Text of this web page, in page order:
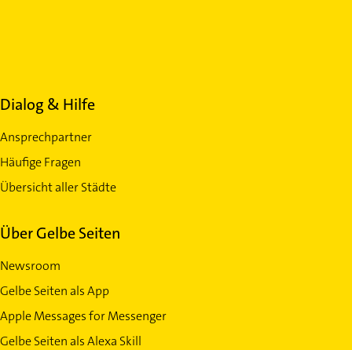
Dialog & Hilfe
Ansprechpartner
Häufige Fragen
Übersicht aller Städte
Über Gelbe Seiten
Newsroom
Gelbe Seiten als App
Apple Messages for Messenger
Gelbe Seiten als Alexa Skill